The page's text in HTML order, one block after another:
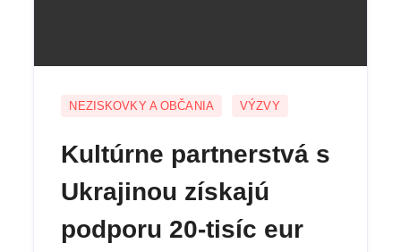
NEZISKOVKY A OBČANIA VÝZVY
Kultúrne partnerstvá s
Ukrajinou získajú
podporu 20-tisíc eur